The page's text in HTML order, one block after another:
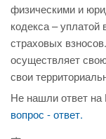
физическими и
кодекса –
страховых
осуществляет
свои
Не нашли ответ
вопрос - ответ.